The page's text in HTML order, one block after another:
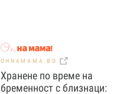
OHNAMAMA.BG
Хранене по време на
бременност с близнаци: